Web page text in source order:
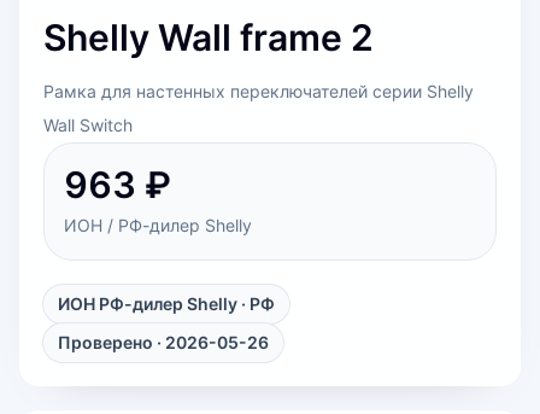
Shelly Wall frame 2
Рамка для настенных переключателей серии Shelly
Wall Switch
963 ₽
ИОН / РФ-дилер Shelly
ИОН РФ-дилер Shelly · РФ
Проверено · 2026-05-26